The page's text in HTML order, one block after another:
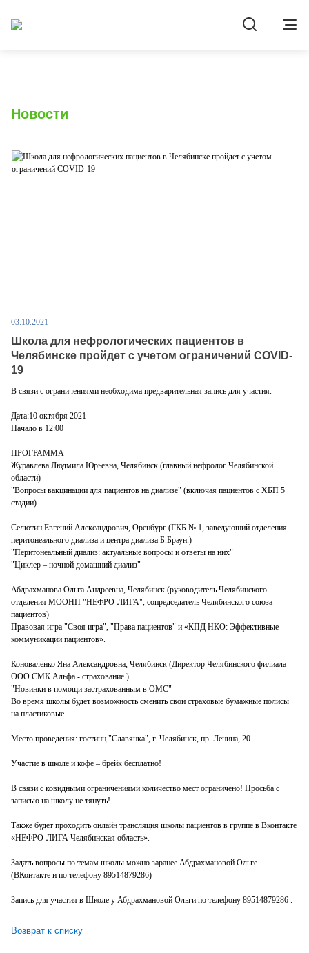
Новости
03.10.2021
Школа для нефрологических пациентов в
Челябинске пройдет с учетом ограничений COVID-
19
В связи с ограничениями необходима предварительная запись для участия.
Дата:10 октября 2021
Начало в 12:00
ПРОГРАММА
Журавлева Людмила Юрьевна, Челябинск (главный нефролог Челябинской
области)
"Вопросы вакцинации для пациентов на диализе" (включая пациентов с ХБП 5
стадии)
Селютин Евгений Александрович, Оренбург (ГКБ № 1, заведующий отделения
перитонеального диализа и центра диализа Б.Браун.)
"Перитонеальный диализ: актуальные вопросы и ответы на них"
"Циклер ‒ ночной домашний диализ"
Абдрахманова Ольга Андреевна, Челябинск (руководитель Челябинского
отделения МООНП "НЕФРО-ЛИГА", сопредседатель Челябинского союза
пациентов)
Правовая игра "Своя игра", "Права пациентов" и «КПД НКО: Эффективные
коммуникации пациентов».
Коноваленко Яна Александровна, Челябинск (Директор Челябинского филиала
ООО СМК Альфа - страхование )
"Новинки в помощи застрахованным в ОМС"
Во время школы будет возможность сменить свои страховые бумажные полисы
на пластиковые.
Место проведения: гостинц "Славянка", г. Челябинск, пр. Ленина, 20.
Участие в школе и кофе – брейк бесплатно!
В связи с ковидными ограничениями количество мест ограничено! Просьба с
записью на школу не тянуть!
Также будет проходить онлайн трансляция школы пациентов в группе в Вконтакте
«НЕФРО-ЛИГА Челябинская область».
Задать вопросы по темам школы можно заранее Абдрахмановой Ольге
(ВКонтакте и по телефону 89514879286)
Запись для участия в Школе у Абдрахмановой Ольги по телефону 89514879286 .
Возврат к списку